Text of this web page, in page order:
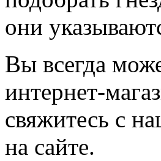
они
Вы всегда
интернет-
свяжитесь с
на сайте.